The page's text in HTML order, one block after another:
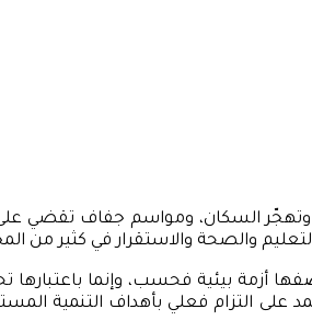
السكان، ومواسم جفاف تقضي على
والصحة والاستقرار في كثير من
أزمة بيئية فحسب، وإنما
على التزام فعلي بأهداف التنمية